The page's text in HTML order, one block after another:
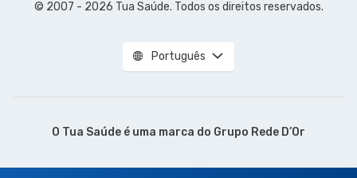
© 2007 - 2026 Tua Saúde. Todos os direitos reservados.
Português
O Tua Saúde é uma marca do Grupo Rede D’Or